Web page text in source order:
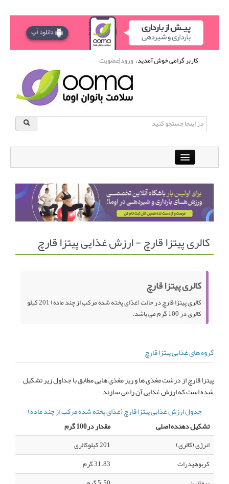
کاربر گرامی خوش آمدید.ورود|عضویت
باشگاه آنلاین ورزشی اوما
دانشنامه سلامت بانوان پرسش و پاسخ
انجمن متخصصین زنان و اوما انتخاب نام کودک
تماس با ما
کالری پیتزا قارچ - ارزش غذایی پیتزا قارچ
کالری پیتزا قارچ
کالری پیتزا قارچ در حالت (غذای پخته شده مرکب از چند ماده) 201 کیلو
کالری در 100 گرم می باشد.
گروه های غذایی پیتزا قارچ
پیتزا قارچ از درشت مغذی ها و ریز مغذی هایی مطابق با جداول زیر تشکیل
شده است که ارزش غذایی آن را می سازند
جدول ارزش غذایی پیتزا قارچ (غذای پخته شده مرکب از چند ماده)
تشکیل دهنده اصلی
مقدار در100 گرم
انرژی (کالری)
201 کیلوکالری
کربوهیدرات
31.83 گرم